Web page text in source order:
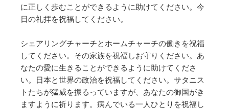
に正しく歩むことができるように助けてください。今
日の礼拝を祝福してください。
シェアリングチャーチとホームチャーチの働きを祝福
してください。その家族を祝福しお守りください。あ
なたの愛に生きることができるように助けてくださ
い。日本と世界の政治を祝福してください。サタニス
トたちが猛威を振るっていますが、あなたの御国がき
ますように祈ります。病んでいる一人ひとりを祝福し